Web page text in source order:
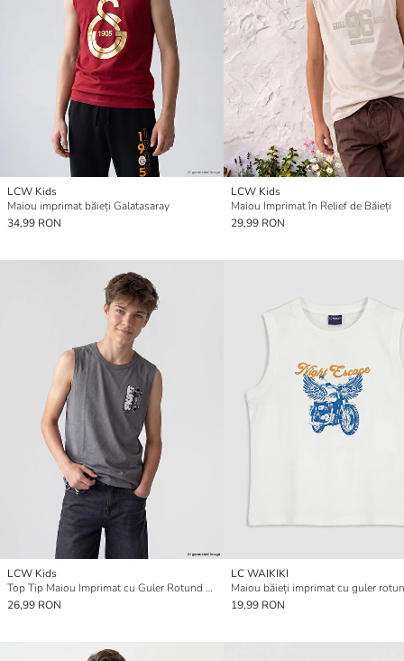
LCW Kids
Maiou imprimat băieți Galatasaray
34,99 RON
LCW Kids
Maiou Imprimat în Relief de Băieți
29,99 RON
LCW Kids
Top Tip Maiou Imprimat cu Guler Rotund pentru Băieți
26,99 RON
LC WAIKIKI
Maiou băieți imprimat cu guler
19,99 RON